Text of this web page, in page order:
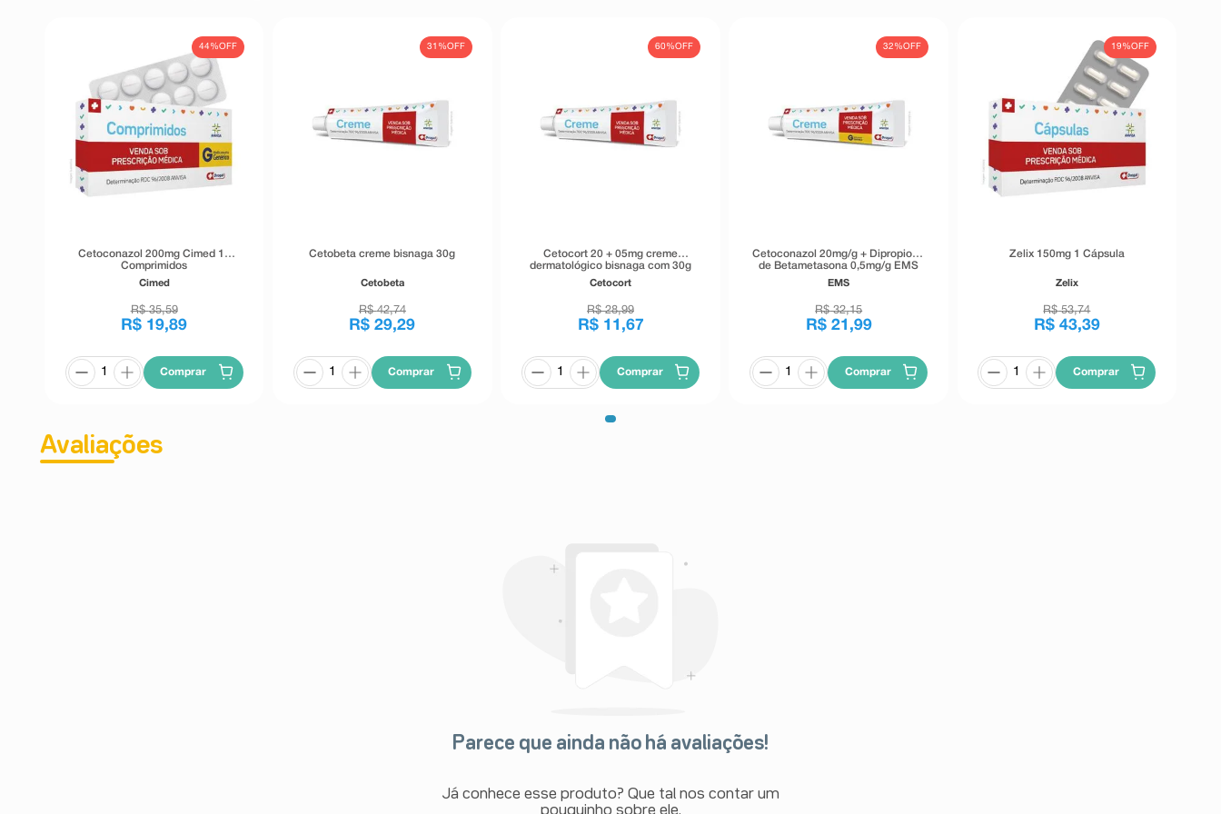
44%OFF
Cetoconazol 200mg Cimed 10
Comprimidos
Cimed
R$ 35,59
R$ 19,89
Comprar
31%OFF
Cetobeta creme bisnaga 30g
Cetobeta
R$ 42,74
R$ 29,29
Comprar
60%OFF
Cetocort 20 + 05mg creme
dermatológico bisnaga com 30g
Cetocort
R$ 28,99
R$ 11 ,67
Comprar
32%OFF
Cetoconazol 20mg/g + Dipropiona
de Betametasona 0,5mg/g EMS
Creme Dermatológico 30g
EMS
R$ 32,15
R$ 21 ,99
Comprar
19%OFF
Zelix 150mg 1 Cápsula
Zelix
R$ 53,74
R$ 43,39
Comprar
Avaliações
Parece que ainda não há avaliações!
Já conhece esse produto? Que tal nos contar um
pouquinho sobre ele.